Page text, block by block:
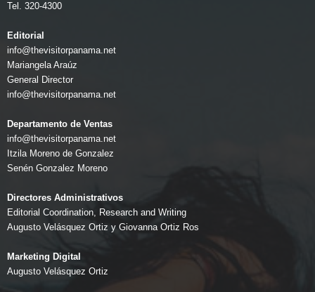
Tel. 320-4300
Editorial
info@thevisitorpanama.net
Mariangela Araúz
General Director
info@thevisitorpanama.net
Departamento de Ventas
info@thevisitorpanama.net
Itzila Moreno de Gonzalez
Senén Gonzalez Moreno
Directores Administrativos
Editorial Coordination, Research and Writing
Augusto Velásquez Ortiz y Giovanna Ortiz Ros
Marketing Digital
Augusto Velásquez Ortiz